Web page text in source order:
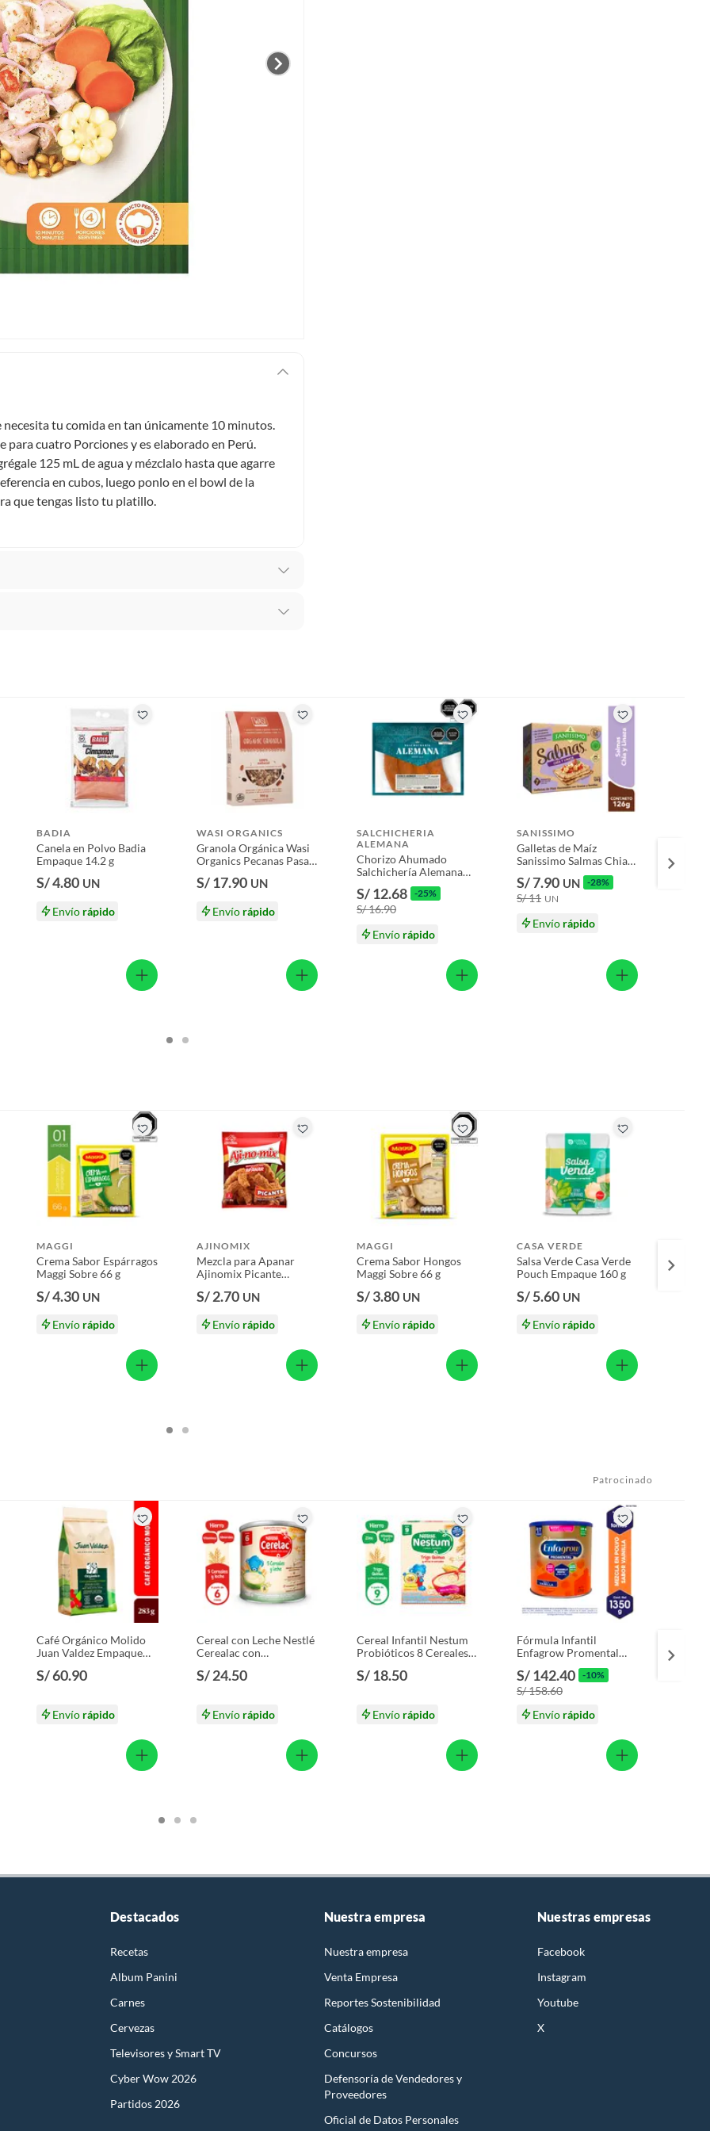
necesita tu comida en tan únicamente 10 minutos.
cuatro Porciones y es elaborado en Perú.
125 mL de agua y mézclalo hasta que agarre
en cubos, luego ponlo en el bowl de la
que tengas listo tu platillo.
tienen:
productos para asfalto, hormigón, albañilería.
productos para asfalto.
tecnología, línea blanca, colchones, muebles, bicicletas y
con señales de uso, sin empaques, etiquetas o sellos.
BADIA
Canela en Polvo Badia
Empaque 14.2 g
S/ 4.80 UN
Envío rápido
WASI ORGANICS
Granola Orgánica Wasi
Organics Pecanas Pasas
g
S/ 17.90 UN
Envío rápido
SALCHICHERIA
ALEMANA
Chorizo Ahumado
Salchichería Alemana
Empaque 400 g
S/ 12.68 -25%
S/ 16.90
Envío rápido
SANISSIMO
Galletas de Maíz
Sanissimo Salmas Chia
Linaza Caja 126 g
S/ 7.90 UN -28%
S/ 11 UN
Envío rápido
MAGGI
Crema Sabor Espárragos
Maggi Sobre 66 g
S/ 4.30 UN
Envío rápido
AJINOMIX
Mezcla para Apanar
Ajinomix Picante
S/ 2.70 UN
Envío rápido
MAGGI
Crema Sabor Hongos
Maggi Sobre 66 g
S/ 3.80 UN
Envío rápido
CASA VERDE
Salsa Verde Casa Verde
Pouch Empaque 160 g
S/ 5.60 UN
Envío rápido
Patrocinado
Café Orgánico Molido
Juan Valdez Empaque
S/ 60.90
Envío rápido
Cereal con Leche Nestlé
Cerealac con
S/ 24.50
Envío rápido
Cereal Infantil Nestum
Probióticos 8 Cereales
S/ 18.50
Envío rápido
Fórmula Infantil
Enfagrow Promental
Vainilla Lata 1.35 Kg
S/ 142.40 -10%
S/ 158.60
Envío rápido
Destacados
Recetas
Album Panini
Carnes
Cervezas
Televisores y Smart TV
Cyber Wow 2026
Partidos 2026
Nuestra empresa
Nuestra empresa
Venta Empresa
Reportes Sostenibilidad
Catálogos
Concursos
Defensoría de Vendedores y
Proveedores
Oficial de Datos Personales
Nuestras empresas
Facebook
Instagram
Youtube
X